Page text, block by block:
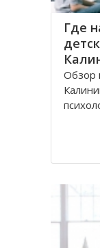
Где
Обзор